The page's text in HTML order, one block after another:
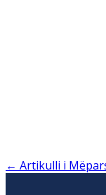
← Artikulli i